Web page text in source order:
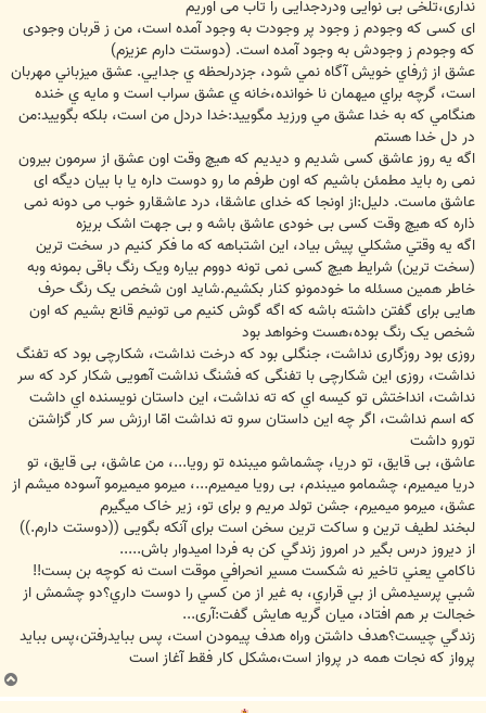
نداری،تلخی بی نوایی ودردجدایی را تاب می اوریم
ای کسی که وجودم ز وجود پر وجودت به وجود آمده است، من ز قربان وجودی
که وجودم ز وجودش به وجود آمده است. (دوستت دارم عزيزم)
عشق از ژرفاي خويش آگاه نمي شود‌‌، جزدرلحظه ي جدايي. عشق ميزباني مهربان
است، گرچه براي ميهمان نا خوانده،خانه ي عشق سراب است و مايه ي خنده
هنگامي که به خدا عشق مي ورزيد مگوييد:خدا دردل من است‌‌‌، بلکه بگوييد:من
در دل خدا هستم
اگه یه روز عاشق کسی شدیم و دیدیم که هیچ وقت اون عشق از سرمون بیرون
نمی ره باید مطمئن باشیم که اون طرفم ما رو دوست داره یا با بیان دیگه ای
عاشق ماست. دلیل:از اونجا که خدای عاشقا، درد عاشقارو خوب می دونه نمی
ذاره که هیچ وقت کسی بی خودی عاشق باشه و بی جهت اشک بریزه
اگه يه وقتي مشکلي پيش بياد، این اشتباهه که ما فکر کنیم در سخت ترین
(سخت ترین) شرایط هیچ کسی نمی تونه دووم بیاره ویک رنگ باقی بمونه وبه
خاطر همین مسئله ما خودمونو کنار بکشیم.شاید اون شخص یک رنگ حرف
هایی برای گفتن داشته باشه که اگه گوش کنیم می تونیم قانع بشیم که اون
شخص یک رنگ بوده،هست وخواهد بود
روزی بود روزگاری نداشت، جنگلی بود که درخت نداشت، شکارچی بود که تفنگ
نداشت، روزی اين شکارچی با تفنگی که فشنگ نداشت آهويی شکار کرد که سر
نداشت، انداختش تو کيسه اي که ته نداشت، اين داستان نويسنده اي داشت
که اسم نداشت، اگر چه اين داستان سرو ته نداشت امّا ارزش سر کار گزاشتن
تورو داشت
عاشق، بی قايق، تو دريا، چشماشو ميبنده تو رويا...، من عاشق، بی قايق، تو
دريا ميميرم، چشمامو ميبندم، بی رويا ميميرم...، ميرمو ميميرمو آسوده ميشم از
عشق، ميرمو ميميرم، جشن تولد مريم و برای تو، زير خاک ميگيرم
لبخند لطیف ترین و ساکت ترین سخن است برای آنکه بگویی ((دوستت دارم.))
از ديروز درس بگير در امروز زندگي کن به فردا اميدوار باش.....
ناکامي يعني تاخير نه شکست مسير انحرافي موقت است نه کوچه بن بست!!
شبي پرسيدمش از بي قراري‌‌‌‌، به غير از من کسي را دوست داري؟دو چشمش از
خجالت بر هم افتاد‌‌، میان گریه هایش گفت:آری...
زندگي چيست؟هدف داشتن وراه هدف پيمودن است، پس ببايدرفتن،پس ببايد
پرواز که نجات همه در پرواز است،مشکل کار فقط آغاز است
ب
ا